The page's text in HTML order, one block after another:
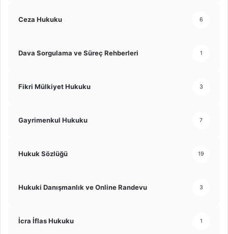
Ceza Hukuku 6
Dava Sorgulama ve Süreç Rehberleri 1
Fikri Mülkiyet Hukuku 3
Gayrimenkul Hukuku 7
Hukuk Sözlüğü 19
Hukuki Danışmanlık ve Online Randevu 3
İcra İflas Hukuku 1